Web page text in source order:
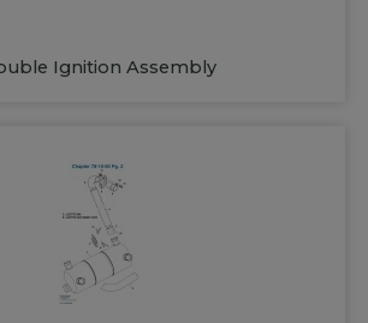
Ignition Assembly